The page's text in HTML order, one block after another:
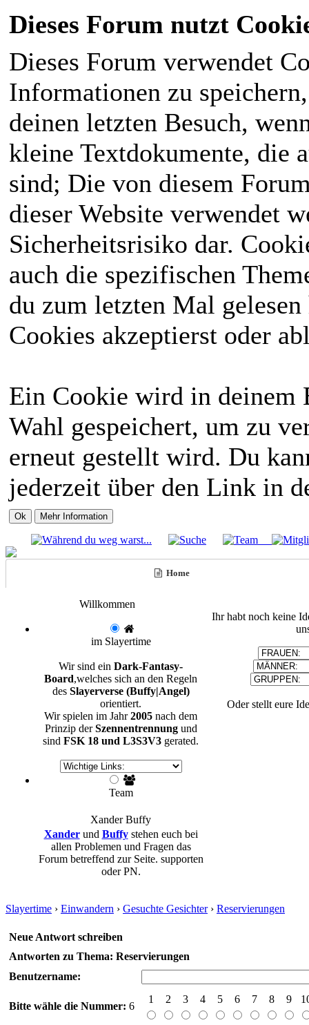
Dieses Forum nutzt
Dieses Forum verwendet
Informationen zu
deinen letzten Besuch,
kleine Textdokumente, die
sind; Die von diesem
dieser Website verwendet
Sicherheitsrisiko dar.
auch die spezifischen
du zum letzten Mal
Cookies akzeptierst oder
Ein Cookie wird in deinem
Wahl gespeichert, um zu
erneut gestellt wird. Du
jederzeit über den Link in
Home
Willkommen
im Slayertime
Wir sind ein Dark-Fantasy-
Board,welches sich an den Regeln
des Slayerverse (Buffy|Angel)
orientiert.
Wir spielen im Jahr2005 nach dem
Prinzip derSzennentrennungund
sind FSK 18 und L3S3V3 gerated.
Team
Xander Buffy
Xanderund Buffystehen euch bei
allen Problemen und Fragen das
Forum betreffend zur Seite. supporten
oder PN.
Ihr habt noch keine
Oder stellt eure
Slayertime › Einwandern › Gesuchte Gesichter› Reservierungen
Neue Antwort schreiben
Antworten zu Thema: Reservierungen
Benutzername:
Bitte wähle die Nummer: 6
1 2 3 4 5 6 7 8 9